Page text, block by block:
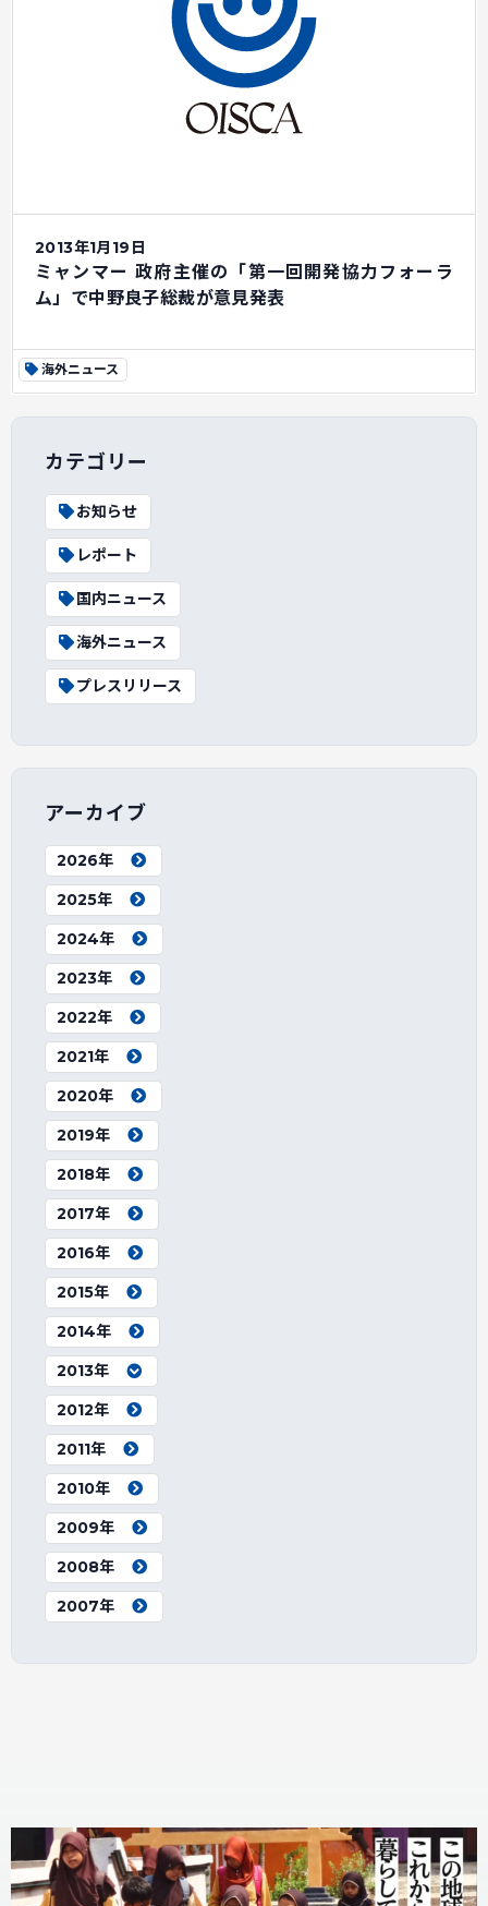
2013年1月19日
ミャンマー 政府主催の「第一回開発協力フォーラ
ム」で中野良子総裁が意見発表
海外ニュース
カテゴリー
お知らせ
レポート
国内ニュース
海外ニュース
プレスリリース
アーカイブ
2026年
2025年
2024年
2023年
2022年
2021年
2020年
2019年
2018年
2017年
2016年
2015年
2014年
2013年
2012年
2011年
2010年
2009年
2008年
2007年